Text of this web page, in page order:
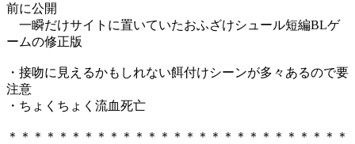
前に公開
一瞬だけサイトに置いていたおふざけシュール短編BLゲ
ームの修正版
・接吻に見えるかもしれない餌付けシーンが多々あるので要
注意
・ちょくちょく流血死亡
＊＊＊＊＊＊＊＊＊＊＊＊＊＊＊＊＊＊＊＊＊＊＊＊＊＊＊